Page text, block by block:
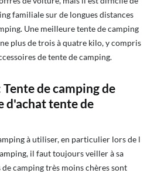
familiale sur de longues distances
Une meilleure tente de camping
plus de trois à quatre kilo, y compris
de tente de camping.
de camping de
d'achat tente de
à utiliser, en particulier lors de l
il faut toujours veiller à sa
camping très moins chères sont